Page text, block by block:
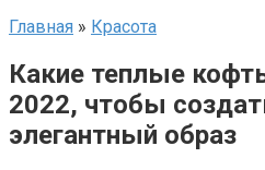
Главная » Красота
Какие теплые
2022, чтобы
элегантный образ